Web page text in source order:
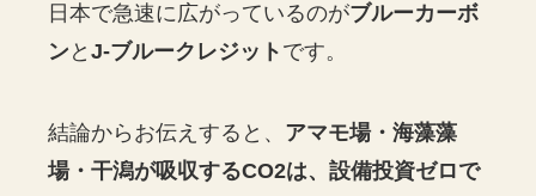
日本で急速に広がっているのがブルーカーボ
ン とJ-ブルークレジット です。
結論からお伝えすると、 アマモ場・海藻藻
場・干潟が吸収するCO2は、設備投資ゼロで